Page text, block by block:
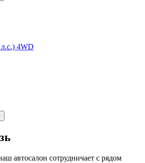
4WD
автосалон сотрудничает с рядом